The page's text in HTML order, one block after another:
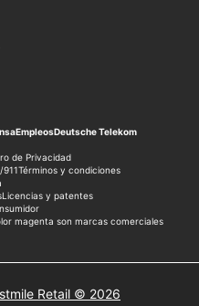
Retail © 2026